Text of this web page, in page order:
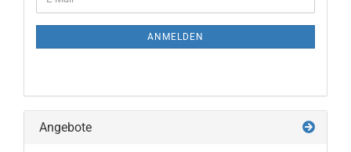
ZUR
Mail
ANMELDEN
Angebote